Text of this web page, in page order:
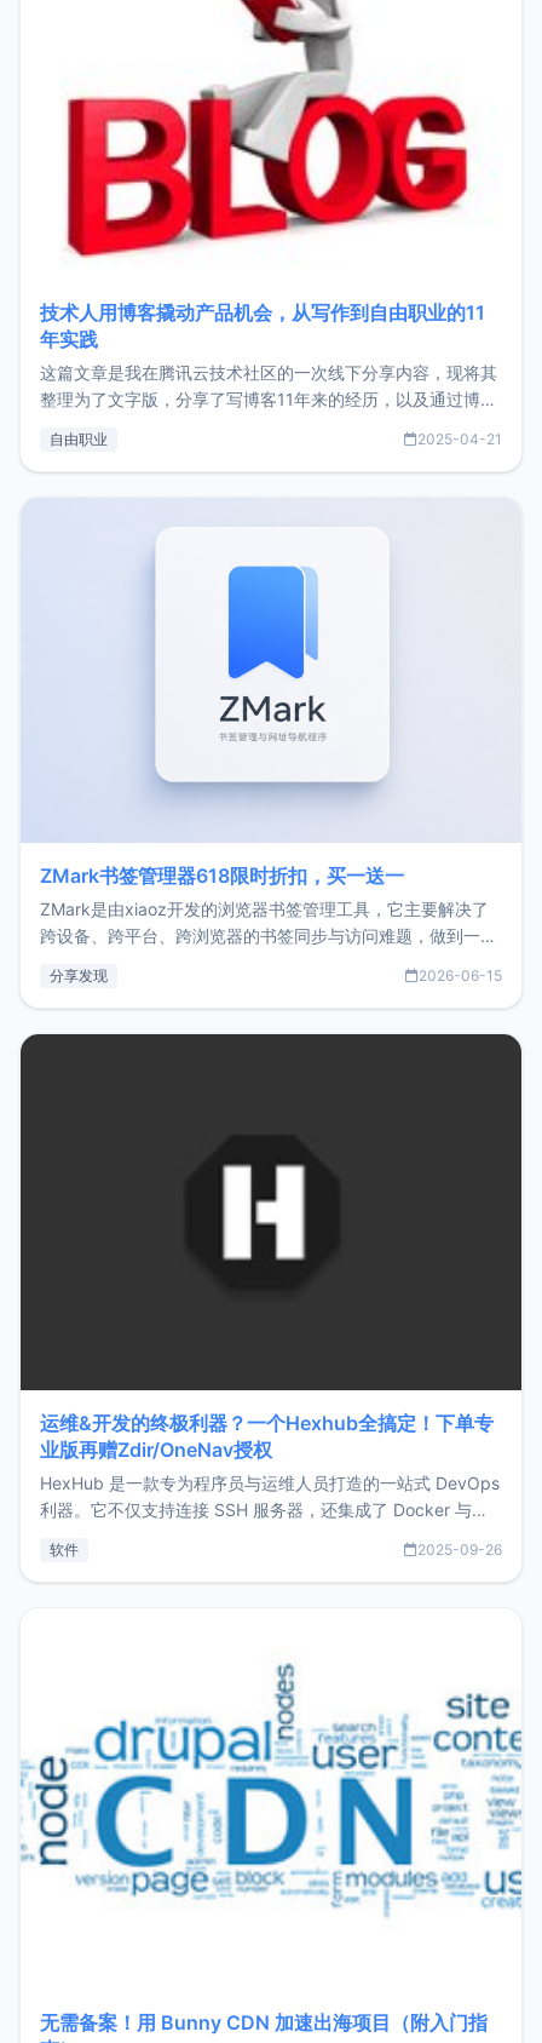
技术人用博客撬动产品机会，从写作到自由职业的11
年实践
这篇文章是我在腾讯云技术社区的一次线下分享内容，现将其
整理为了文字版，分享了写博客11年来的经历，以及通过博客
了我的首个产品ImgURL的真实数据和产品现状。自我介绍大
自由职业 2025-04-21
ZMark书签管理器618限时折扣，买一送一
ZMark是由xiaoz开发的浏览器书签管理工具，它主要解决了
跨设备、跨平台、跨浏览器的书签同步与访问难题，做到一处
用，让管理更高效。ZMark官网地址：
分享发现 2026-06-15
运维&开发的终极利器？一个Hexhub全搞定！下单专
业版再赠Zdir/OneNav授权
HexHub 是一款专为程序员与运维人员打造的一站式 DevOps
利器。它不仅支持连接 SSH 服务器，还集成了 Docker 与常
件间频繁切换，仅凭 HexHub 即可同时搞定运维与数据库操
软件 2025-09-26
无需备案！用 Bunny CDN 加速出海项目（附入门指